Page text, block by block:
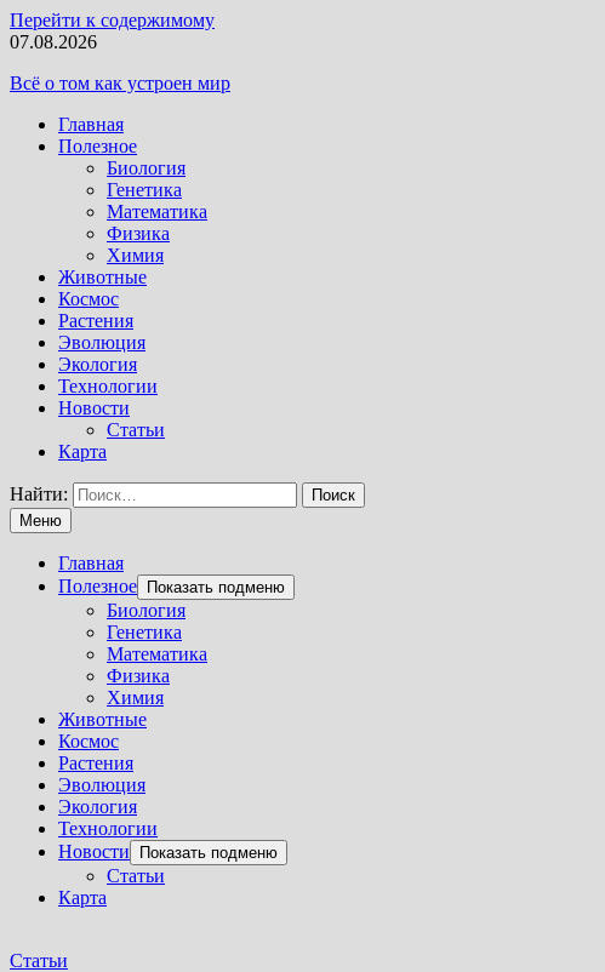
Перейти к содержимому
07.08.2026
Всё о том как устроен мир
Главная
Полезное
Биология
Генетика
Математика
Физика
Химия
Животные
Космос
Растения
Эволюция
Экология
Технологии
Новости
Статьи
Карта
Найти:
Меню
Главная
Полезное
Показать подменю
Биология
Генетика
Математика
Физика
Химия
Животные
Космос
Растения
Эволюция
Экология
Технологии
Новости
Показать подменю
Статьи
Карта
Статьи